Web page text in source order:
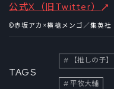
公式X（旧Twitter）
©赤坂アカ×横槍メンゴ／集英社
TAGS
【推しの子】
平牧大輔